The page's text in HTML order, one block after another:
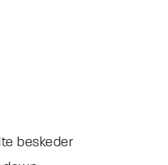
beskeder